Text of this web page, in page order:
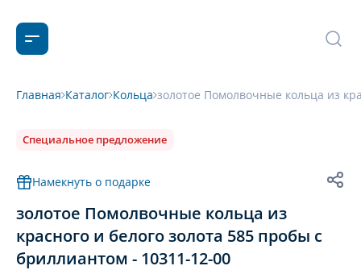
Главная Каталог Кольца золотое Помолвочные кольца из
Специальное предложение
Намекнуть о подарке
золотое Помолвочные кольца из
красного и белого золота 585 пробы с
бриллиантом - 10311-12-00